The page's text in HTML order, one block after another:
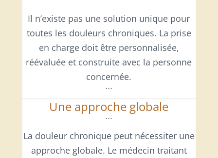
Il n’existe pas une solution unique pour
toutes les douleurs chroniques. La prise
en charge doit être personnalisée,
réévaluée et construite avec la personne
concernée.
```
Une approche globale
```
La douleur chronique peut nécessiter une
approche globale. Le médecin traitant